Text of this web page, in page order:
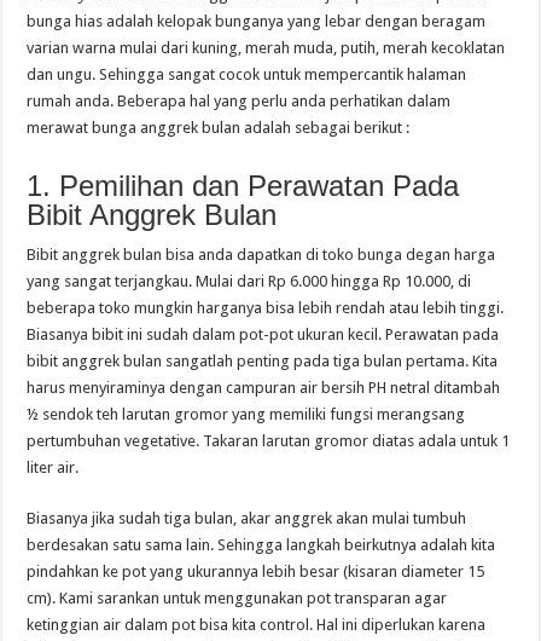
bunga hias adalah kelopak bunganya yang lebar dengan beragam
varian warna mulai dari kuning, merah muda, putih, merah kecoklatan
dan ungu. Sehingga sangat cocok untuk mempercantik halaman
rumah anda. Beberapa hal yang perlu anda perhatikan dalam
merawat bunga anggrek bulan adalah sebagai berikut :
1. Pemilihan dan Perawatan Pada
Bibit Anggrek Bulan
Bibit anggrek bulan bisa anda dapatkan di toko bunga degan harga
yang sangat terjangkau. Mulai dari Rp 6.000 hingga Rp 10.000, di
beberapa toko mungkin harganya bisa lebih rendah atau lebih tinggi.
Biasanya bibit ini sudah dalam pot-pot ukuran kecil. Perawatan pada
bibit anggrek bulan sangatlah penting pada tiga bulan pertama. Kita
harus menyiraminya dengan campuran air bersih PH netral ditambah
½ sendok teh larutan gromor yang memiliki fungsi merangsang
pertumbuhan vegetative. Takaran larutan gromor diatas adala untuk 1
liter air.
Biasanya jika sudah tiga bulan, akar anggrek akan mulai tumbuh
berdesakan satu sama lain. Sehingga langkah beirkutnya adalah kita
pindahkan ke pot yang ukurannya lebih besar (kisaran diameter 15
cm). Kami sarankan untuk menggunakan pot transparan agar
ketinggian air dalam pot bisa kita control. Hal ini diperlukan karena